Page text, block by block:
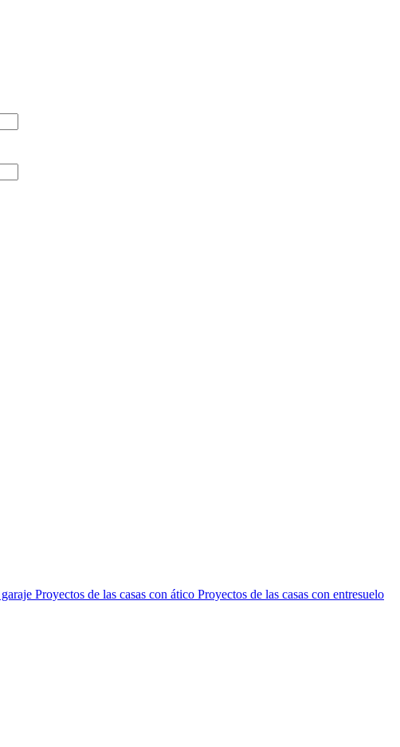
Proyectos de las casas con ático Proyectos de las casas con entresuelo